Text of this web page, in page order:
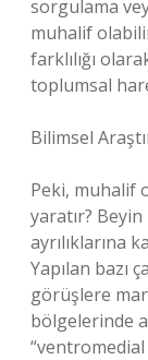
sorgulama
muhalif
farklılığı
toplumsal
Bilimsel
Peki, muhalif
yaratır?
ayrılıklarına
Yapılan bazı
görüşlere
bölgelerinde